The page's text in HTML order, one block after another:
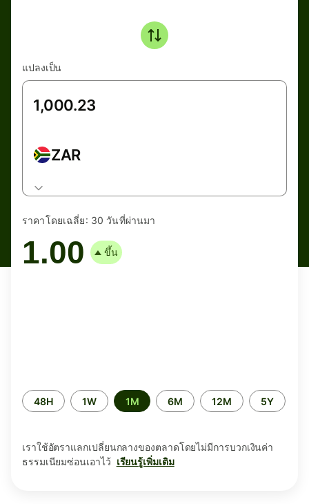
แปลงเป็น
ZAR
ราคาโดยเฉลี่ย: 30 วันที่ผ่านมา
1.00 ขึ้น
ระยะ
เวลา
48H 1W 1M 6M 12M 5Y
เราใช้อัตราแลกเปลี่ยนกลางของตลาดโดยไม่มีการบวกเงินค่า
ธรรมเนียมซ่อนเอาไว้ เรียนรู้เพิ่มเติม